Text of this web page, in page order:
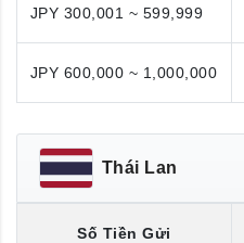
JPY 300,001 ~ 599,999
JPY 600,000 ~ 1,000,000
Thái Lan
Số Tiền Gửi